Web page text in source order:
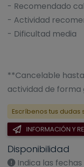
- Recomendado
- Actividad
- Dificultad media
**Cancelable
actividad de forma
Escríbenos tus dudas
INFORMACIÓN Y
Disponibilidad
Indica las